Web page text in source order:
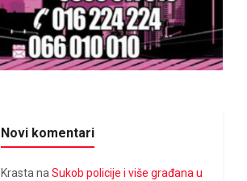
Novi komentari
Krasta naSukob policije i više građana u